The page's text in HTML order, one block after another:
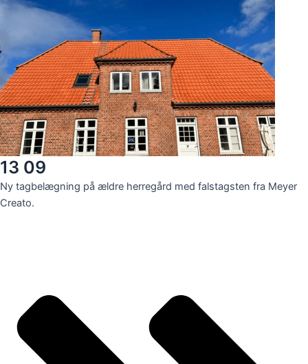
13 09
Ny tagbelægning på ældre herregård med falstagsten fra Meyer
Creato.